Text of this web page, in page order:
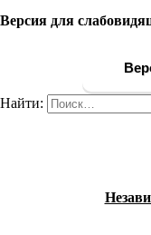
Версия для
Найти: